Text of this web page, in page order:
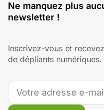
Ne manquez plus
newsletter !
Inscrivez-vous et
de dépliants numériques.